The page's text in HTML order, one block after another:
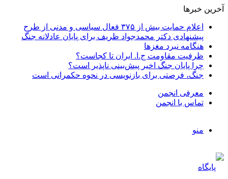
آخرین خبرها
اعلام حمایت بیش از ۳۷۵ فعال سیاسی و مدنی از طرح
پیشنهادی دکتر محمدجواد ظریف برای پایان عادلانه جنگ
هنگامه نبرد مغزها
ظرفیت مقاومت ج.ا. ایران تا کجاست؟
چرا پایان جنگ اخیر پیش‌بینی ناپذیر است؟
جنگ، فرصتی برای بازنویسی در نحوه حکمرانی است
معرفی انجمن
تماس با انجمن
منو